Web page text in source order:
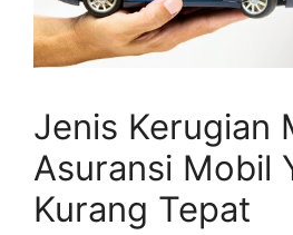
Jenis Kerugian
Asuransi Mobil
Kurang Tepat